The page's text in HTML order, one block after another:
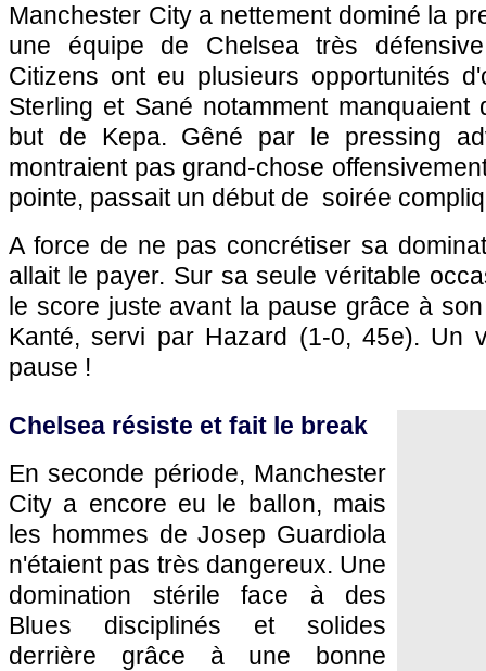
Manchester City a nettement dominé la
une équipe de Chelsea très
Citizens ont eu plusieurs opportunités
Sterling et Sané notamment
but de Kepa. Gêné par le pressing
montraient pas grand-chose
pointe, passait un début de soirée
A force de ne pas concrétiser sa
allait le payer. Sur sa seule véritable
le score juste avant la pause grâce à
Kanté, servi par Hazard (1-0, 45e). Un
pause !
Chelsea résiste et fait le break
En seconde période, Manchester
City a encore eu le ballon, mais
les hommes de Josep Guardiola
n'étaient pas très dangereux. Une
domination stérile face à des
Blues disciplinés et solides
derrière grâce à une bonne